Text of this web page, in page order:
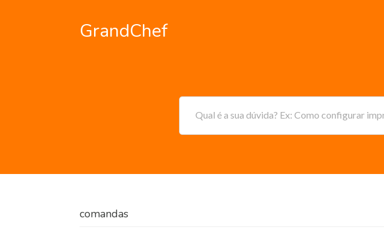
GrandChef
Qual é a sua dúvida? Ex: Como configurar
comandas